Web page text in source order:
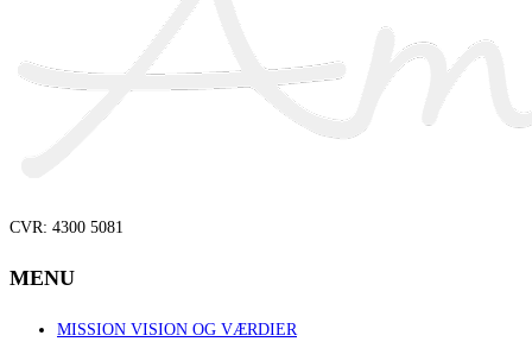
CVR: 4300 5081
MENU
MISSION VISION OG VÆRDIER